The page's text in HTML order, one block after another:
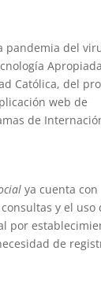
pandemia del
Católica, del
web de
de
ya cuenta con
y el uso
por
de